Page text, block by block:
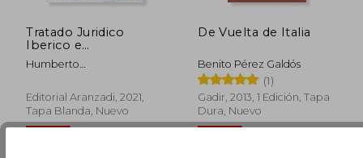
Tratado Juridico
Iberico e
Iberoamericano del
Turismo Colabo
Humberto
Peque&Ntilde;O
Editorial Aranzadi, 2021,
Tapa Blanda, Nuevo
De Vuelta de Italia
Benito Pérez Galdós
(1)
Gadir, 2013, 1 Edición, Tapa
Dura, Nuevo